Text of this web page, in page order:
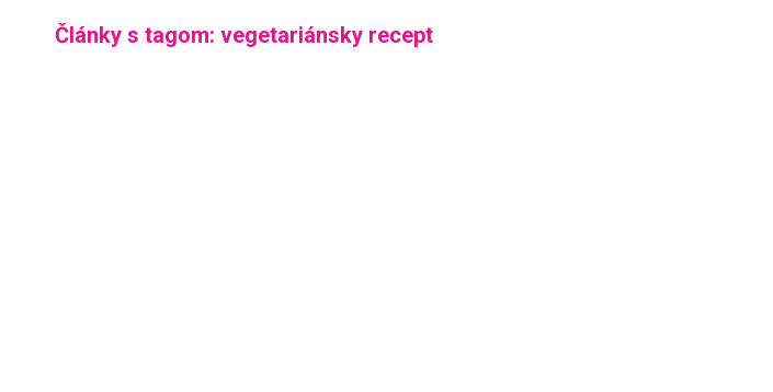
Články s tagom: vegetariánsky recept